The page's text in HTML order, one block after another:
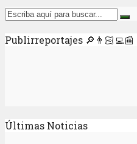
Publirreportajes 🔎👨🏻‍💻📰
Últimas Noticias